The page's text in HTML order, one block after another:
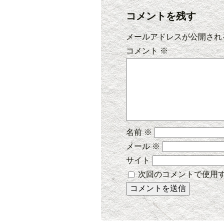
コメントを残す
メールアドレスが公開さ
コメント※
名前※
メール※
サイト
次回のコメントで使用